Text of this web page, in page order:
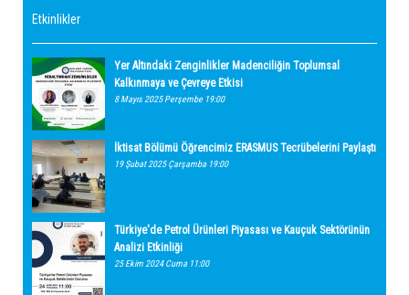
Etkinlikler
Yer Altındaki Zenginlikler Madenciliğin Toplumsal
Kalkınmaya ve Çevreye Etkisi
8 Mayıs 2025 Perşembe 19:00
İktisat Bölümü Öğrencimiz ERASMUS Tecrübelerini Paylaştı
19 Şubat 2025 Çarşamba 19:00
Türkiye'de Petrol Ürünleri Piyasası ve Kauçuk Sektörünün
Analizi Etkinliği
25 Ekim 2024 Cuma 11:00